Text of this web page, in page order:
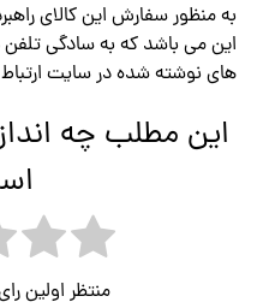
به منظور سفارش این کالای
این می باشد که به سادگی تلفن
های نوشته شده در سایت ارتباط
این مطلب چه
منتظر اولین